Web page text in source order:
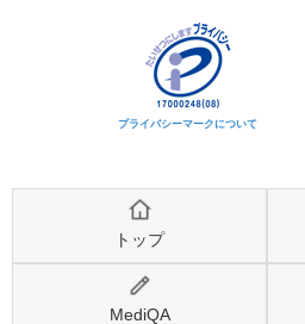
プライバシーマークについて
トップ
MediQA